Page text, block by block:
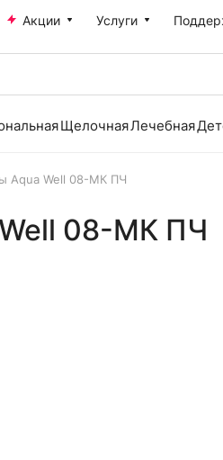
Акции Услуги
ЩелочнаяЛечебная
Aqua Well 08-MК ПЧ
08-MК ПЧ